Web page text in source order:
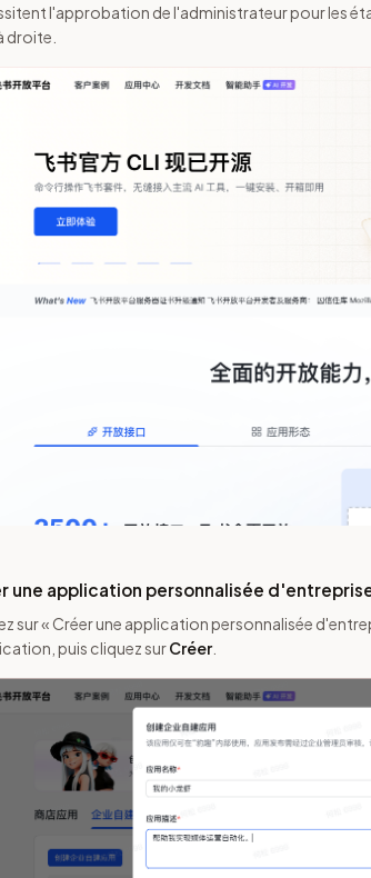
l'approbation de l'administrateur pour les
droite.
une application personnalisée
sur « Créer une application personnalisée
puis cliquez surCréer.